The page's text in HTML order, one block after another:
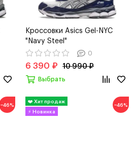
Кроссовки Asics Gel-NYC
"Navy Steel"
0
6 390 ₽ 10 990 ₽
Выбрать
−46% −46%